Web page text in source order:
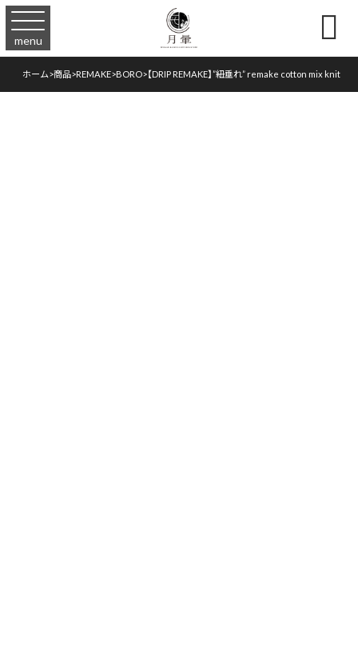
menu 
ホーム>商品>REMAKE>BORO>【DRIP REMAKE】”紐垂れ” remake cotton mix knit